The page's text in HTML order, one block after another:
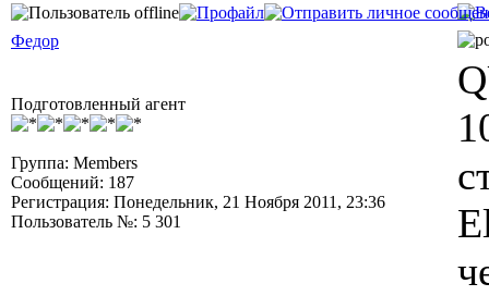
Федор
Подготовленный агент
Группа: Members
Сообщений: 187
Регистрация: Понедельник, 21 Ноября 2011, 23:36
Пользователь №: 5 301